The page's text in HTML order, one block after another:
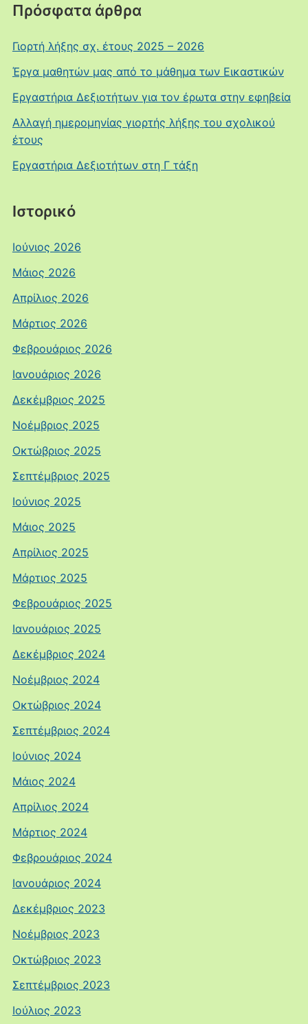
Πρόσφατα άρθρα
Γιορτή λήξης σχ. έτους 2025 – 2026
Έργα μαθητών μας από το μάθημα των Εικαστικών
Εργαστήρια Δεξιοτήτων για τον έρωτα στην εφηβεία
Αλλαγή ημερομηνίας γιορτής λήξης του σχολικού
έτους
Εργαστήρια Δεξιοτήτων στη Γ τάξη
Ιστορικό
Ιούνιος 2026
Μάιος 2026
Απρίλιος 2026
Μάρτιος 2026
Φεβρουάριος 2026
Ιανουάριος 2026
Δεκέμβριος 2025
Νοέμβριος 2025
Οκτώβριος 2025
Σεπτέμβριος 2025
Ιούνιος 2025
Μάιος 2025
Απρίλιος 2025
Μάρτιος 2025
Φεβρουάριος 2025
Ιανουάριος 2025
Δεκέμβριος 2024
Νοέμβριος 2024
Οκτώβριος 2024
Σεπτέμβριος 2024
Ιούνιος 2024
Μάιος 2024
Απρίλιος 2024
Μάρτιος 2024
Φεβρουάριος 2024
Ιανουάριος 2024
Δεκέμβριος 2023
Νοέμβριος 2023
Οκτώβριος 2023
Σεπτέμβριος 2023
Ιούλιος 2023